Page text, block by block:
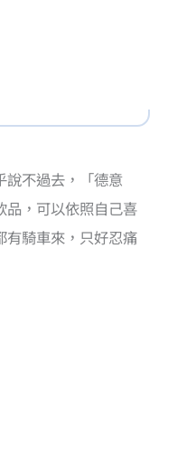
說不過去，「德意
品，可以依照自己喜
有騎車來，只好忍痛